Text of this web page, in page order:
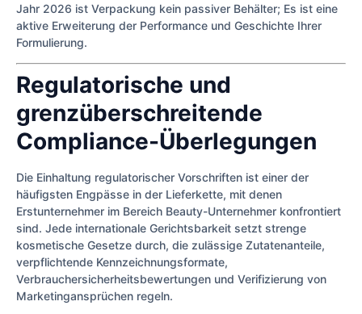
Jahr 2026 ist Verpackung kein passiver Behälter; Es ist eine
aktive Erweiterung der Performance und Geschichte Ihrer
Formulierung.
Regulatorische und
grenzüberschreitende
Compliance-Überlegungen
Die Einhaltung regulatorischer Vorschriften ist einer der
häufigsten Engpässe in der Lieferkette, mit denen
Erstunternehmer im Bereich Beauty-Unternehmer konfrontiert
sind. Jede internationale Gerichtsbarkeit setzt strenge
kosmetische Gesetze durch, die zulässige Zutatenanteile,
verpflichtende Kennzeichnungsformate,
Verbrauchersicherheitsbewertungen und Verifizierung von
Marketingansprüchen regeln.